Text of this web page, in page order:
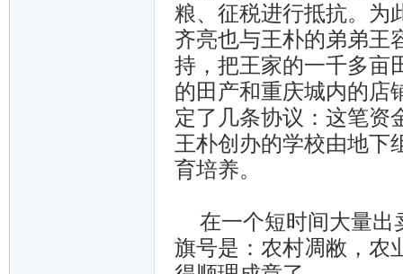
粮、征税进行抵抗。为
齐亮也与王朴的弟弟王
持，把王家的一千多亩
的田产和重庆城内的店
定了几条协议：这笔
王朴创办的学校由地下
育培养。
在一个短时间大量出
旗号是：农村凋敝，农